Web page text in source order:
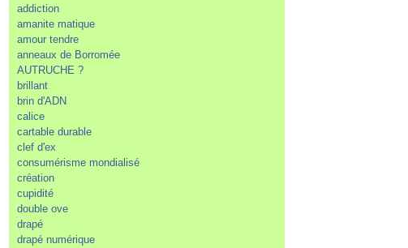
addiction
amanite matique
amour tendre
anneaux de Borromée
AUTRUCHE ?
brillant
brin d'ADN
calice
cartable durable
clef d'ex
consumérisme mondialisé
création
cupidité
double ove
drapé
drapé numérique